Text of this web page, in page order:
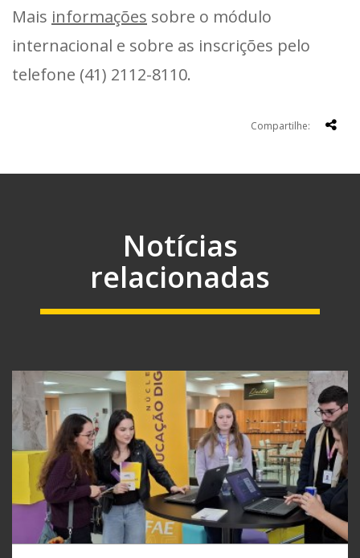
Mais informações sobre o módulo
internacional e sobre as inscrições pelo
telefone (41) 2112-8110.
Compartilhe:
Notícias
relacionadas